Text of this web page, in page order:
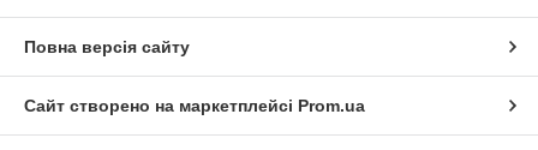
Повна версія сайту
Сайт створено на маркетплейсі Prom.ua